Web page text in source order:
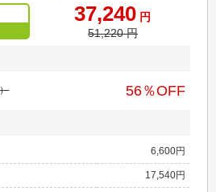
37,240 円
51,220円
56％OFF
6,600円
17,540円